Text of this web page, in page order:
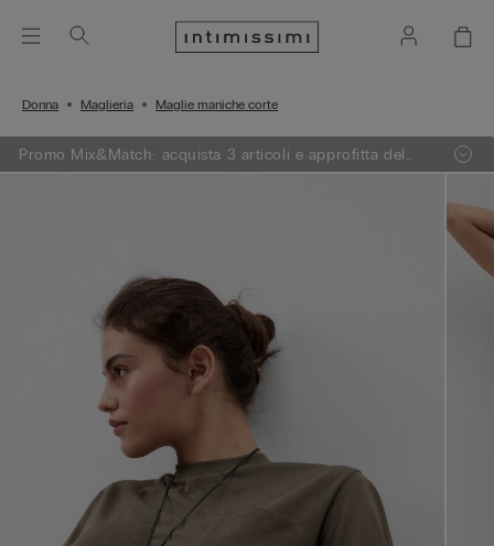
Donna Maglieria Maglie maniche corte
Promo Mix&Match: acquista 3 articoli e approfitta del
-50% sul meno caro